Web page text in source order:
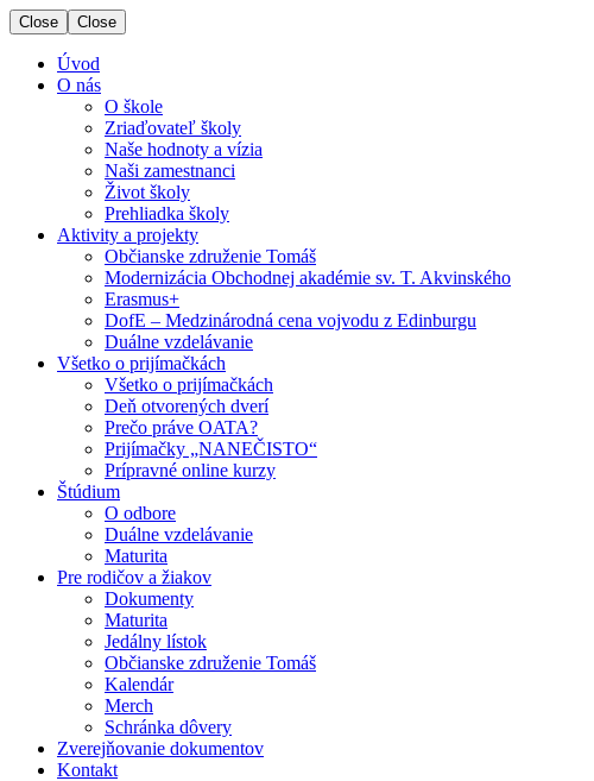
Close Close
Úvod
O nás
O škole
Zriaďovateľ školy
Naše hodnoty a vízia
Naši zamestnanci
Život školy
Prehliadka školy
Aktivity a projekty
Občianske združenie Tomáš
Modernizácia Obchodnej akadémie sv. T. Akvinského
Erasmus+
DofE – Medzinárodná cena vojvodu z Edinburgu
Duálne vzdelávanie
Všetko o prijímačkách
Všetko o prijímačkách
Deň otvorených dverí
Prečo práve OATA?
Prijímačky „NANEČISTO“
Prípravné online kurzy
Štúdium
O odbore
Duálne vzdelávanie
Maturita
Pre rodičov a žiakov
Dokumenty
Maturita
Jedálny lístok
Občianske združenie Tomáš
Kalendár
Merch
Schránka dôvery
Zverejňovanie dokumentov
Kontakt